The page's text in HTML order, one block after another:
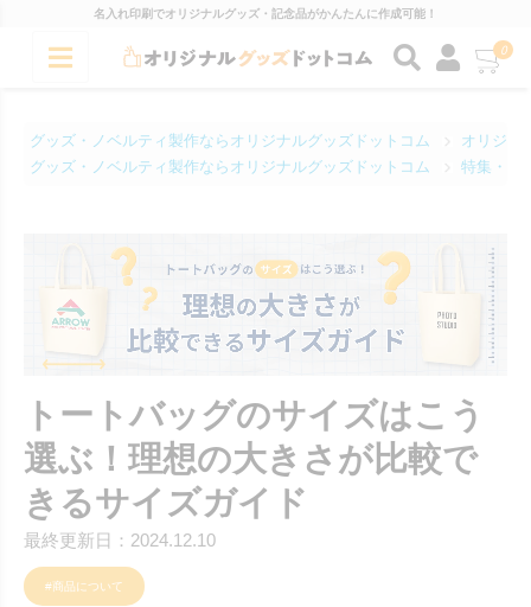
名入れ印刷でオリジナルグッズ・記念品がかんたんに作成可能！
0
グッズ・ノベルティ製作ならオリジナルグッズドットコム
オリジナ
グッズ・ノベルティ製作ならオリジナルグッズドットコム
特集・コ
トートバッグのサイズはこう
選ぶ！理想の大きさが比較で
きるサイズガイド
最終更新日：2024.12.10
#商品について